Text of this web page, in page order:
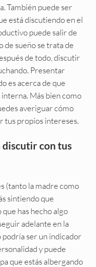
También puede ser
está discutiendo en el
puede salir de
de sueño se trata de
de todo, discutir
Presentar
es acerca de que
Más bien como
averiguar cómo
tus propios intereses.
discutir con tus
(tanto la madre como
sintiendo que
que has hecho algo
adelante en la
ser un indicador
y puede
que estás albergando